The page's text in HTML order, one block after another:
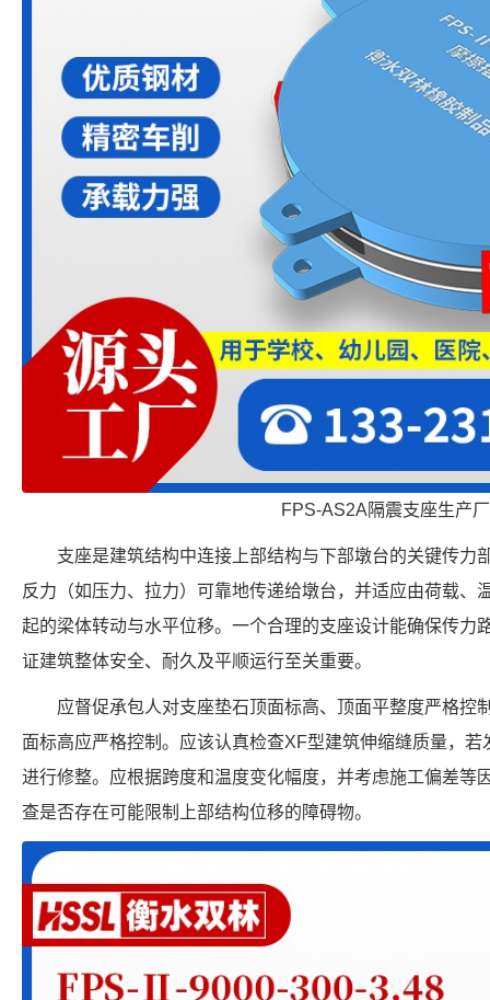
FPS-AS2A隔震支座生产
支座是建筑结构中连接上部结构与下部墩台的关键传力
反力（如压力、拉力）可靠地传递给墩台，并适应由荷载、
起的梁体转动与水平位移。一个合理的支座设计能确保传力
证建筑整体安全、耐久及平顺运行至关重要。
应督促承包人对支座垫石顶面标高、顶面平整度严格控
面标高应严格控制。应该认真检查XF型建筑伸缩缝质量，
进行修整。应根据跨度和温度变化幅度，并考虑施工偏差等
查是否存在可能限制上部结构位移的障碍物。